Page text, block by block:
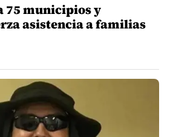
75 municipios y
asistencia a familias